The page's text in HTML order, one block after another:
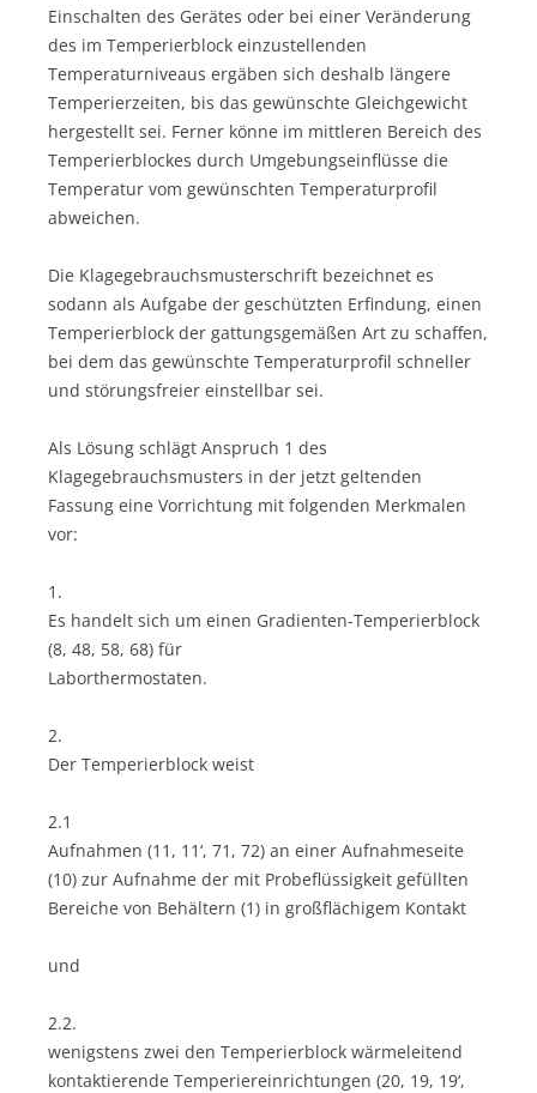
Einschalten des Gerätes oder bei einer Veränderung
des im Temperierblock einzustellenden
Temperaturniveaus ergäben sich deshalb längere
Temperierzeiten, bis das gewünschte Gleichgewicht
hergestellt sei. Ferner könne im mittleren Bereich des
Temperierblockes durch Umgebungseinflüsse die
Temperatur vom gewünschten Temperaturprofil
abweichen.
Die Klagegebrauchsmusterschrift bezeichnet es
sodann als Aufgabe der geschützten Erfindung, einen
Temperierblock der gattungsgemäßen Art zu schaffen,
bei dem das gewünschte Temperaturprofil schneller
und störungsfreier einstellbar sei.
Als Lösung schlägt Anspruch 1 des
Klagegebrauchsmusters in der jetzt geltenden
Fassung eine Vorrichtung mit folgenden Merkmalen
vor:
1.
Es handelt sich um einen Gradienten-Temperierblock
(8, 48, 58, 68) für
Laborthermostaten.
2.
Der Temperierblock weist
2.1
Aufnahmen (11, 11‘, 71, 72) an einer Aufnahmeseite
(10) zur Aufnahme der mit Probeflüssigkeit gefüllten
Bereiche von Behältern (1) in großflächigem Kontakt
und
2.2.
wenigstens zwei den Temperierblock wärmeleitend
kontaktierende Temperiereinrichtungen (20, 19, 19‘,